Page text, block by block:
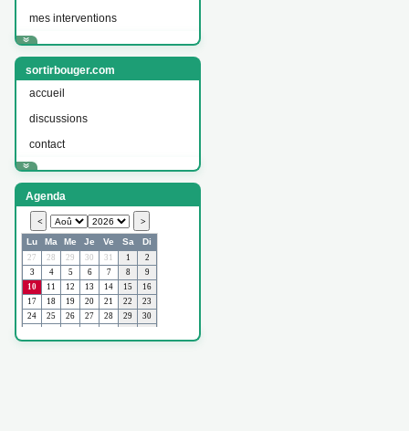
mes interventions
sortirbouger.com
accueil
discussions
contact
Agenda